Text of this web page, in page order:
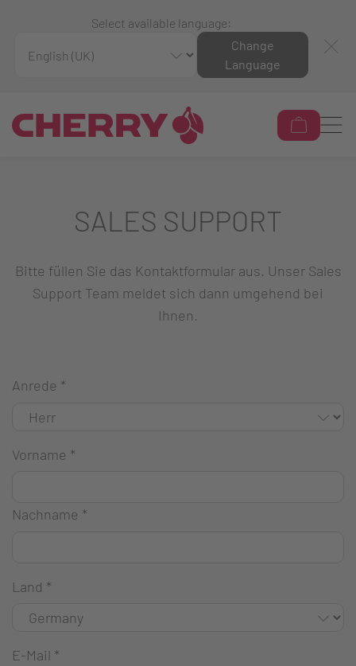
Select available language:
Change
Language
SALES SUPPORT
Bitte füllen Sie das Kontaktformular aus. Unser Sales
Support Team meldet sich dann umgehend bei
Ihnen.
Anrede *
Vorname *
Nachname *
Land *
E-Mail *